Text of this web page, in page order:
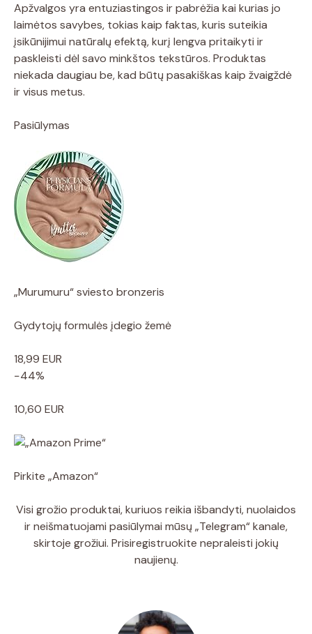
Apžvalgos yra entuziastingos ir pabrėžia kai kurias jo
laimėtos savybes, tokias kaip faktas, kuris suteikia
įsikūnijimui natūralų efektą, kurį lengva pritaikyti ir
paskleisti dėl savo minkštos tekstūros. Produktas
niekada daugiau be, kad būtų pasakiškas kaip žvaigždė
ir visus metus.
Pasiūlymas
„Murumuru“ sviesto bronzeris
Gydytojų formulės įdegio žemė
18,99 EUR
−44%
10,60 EUR
Pirkite „Amazon“
Visi grožio produktai, kuriuos reikia išbandyti, nuolaidos
ir neišmatuojami pasiūlymai mūsų „Telegram“ kanale,
skirtoje grožiui. Prisiregistruokite nepraleisti jokių
naujienų.